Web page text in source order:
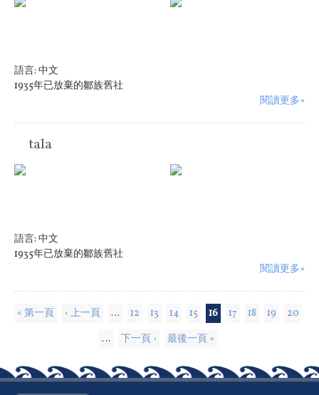
語言: 中文
1935年已放棄的鄒族舊社
閱讀更多»
tala
語言: 中文
1935年已放棄的鄒族舊社
閱讀更多»
頁面
« 第一頁 ‹ 上一頁 … 12 13 14 15 16 17 18 19
20
…
下一頁 › 最後一頁 »